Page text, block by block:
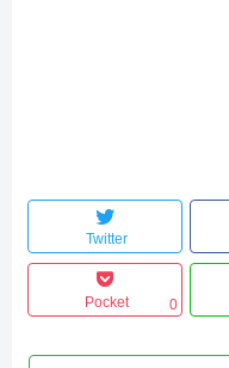
Twitter
Pocket 0